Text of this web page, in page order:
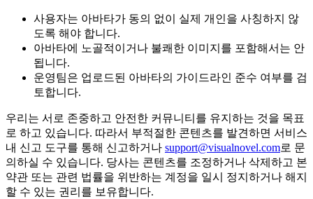
사용자는 아바타가 동의 없이 실제 개인을 사칭하지 않
도록 해야 합니다.
아바타에 노골적이거나 불쾌한 이미지를 포함해서는 안
됩니다.
운영팀은 업로드된 아바타의 가이드라인 준수 여부를 검
토합니다.
우리는 서로 존중하고 안전한 커뮤니티를 유지하는 것을 목표
로 하고 있습니다. 따라서 부적절한 콘텐츠를 발견하면 서비스
내 신고 도구를 통해 신고하거나 support@visualnovel.com로 문
의하실 수 있습니다. 당사는 콘텐츠를 조정하거나 삭제하고 본
약관 또는 관련 법률을 위반하는 계정을 일시 정지하거나 해지
할 수 있는 권리를 보유합니다.